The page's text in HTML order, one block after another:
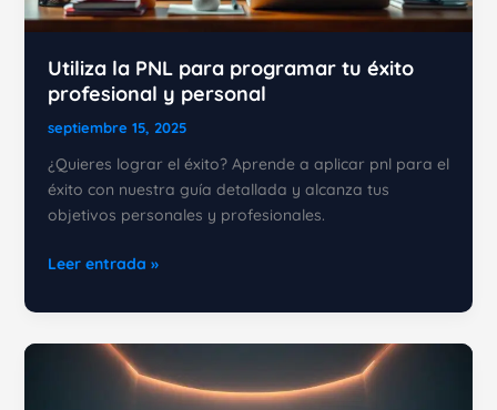
Utiliza la PNL para programar tu éxito
profesional y personal
septiembre 15, 2025
¿Quieres lograr el éxito? Aprende a aplicar pnl para el
éxito con nuestra guía detallada y alcanza tus
objetivos personales y profesionales.
Utiliza
PNL
para
programar
Leer entrada »